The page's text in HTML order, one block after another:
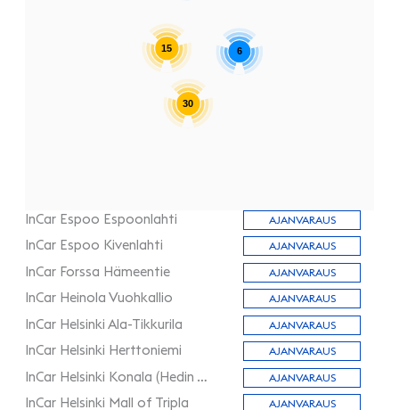
30
15 6
InCar Espoo Espoonlahti AJANVARAUS
InCar Espoo Kivenlahti AJANVARAUS
InCar Forssa Hämeentie AJANVARAUS
InCar Heinola Vuohkallio AJANVARAUS
InCar Helsinki Ala-Tikkurila AJANVARAUS
InCar Helsinki Herttoniemi AJANVARAUS
InCar Helsinki Konala (Hedin Automotive) AJANVARAUS
InCar Helsinki Mall of Tripla AJANVARAUS